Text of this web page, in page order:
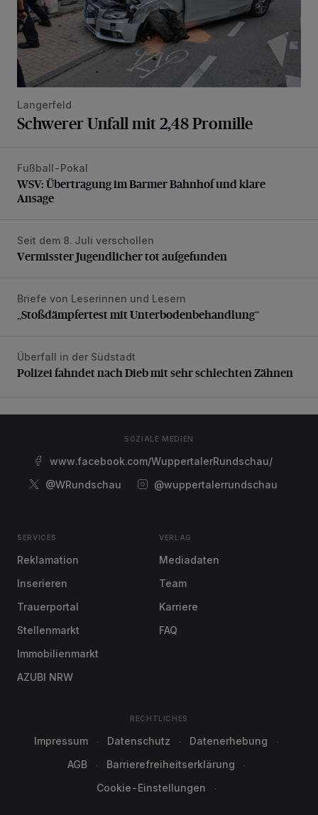
Langerfeld
Schwerer Unfall mit 2,48 Promille
WSV: Übertragung im Barmer Bahnhof und klare Ansage
Fußball-Pokal
WSV: Übertragung im Barmer Bahnhof und klare
Ansage
Vermisster Jugendlicher tot aufgefunden
Seit dem 8. Juli verschollen
Vermisster Jugendlicher tot aufgefunden
„Stoßdämpfertest mit Unterbodenbehandlung“
Briefe von Leserinnen und Lesern
„Stoßdämpfertest mit Unterbodenbehandlung“
Polizei fahndet nach Dieb mit sehr schlechten Zähnen
Überfall in der Südstadt
Polizei fahndet nach Dieb mit sehr schlechten Zähnen
SOZIALE MEDIEN
www.facebook.com/WuppertalerRundschau/
@WRundschau
@wuppertalerrundschau
SERVICES
Reklamation
Inserieren
Trauerportal
Stellenmarkt
Immobilienmarkt
AZUBI NRW
VERLAG
Mediadaten
Team
Karriere
FAQ
RECHTLICHES
Impressum Datenschutz
Datenerhebung
AGB
Barrierefreiheitserklärung
Cookie-Einstellungen